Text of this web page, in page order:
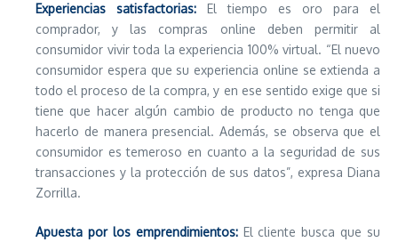
Experiencias satisfactorias:
El tiempo es oro para el
comprador, y las compras online deben permitir al
consumidor vivir toda la experiencia 100% virtual. “El nuevo
consumidor espera que su experiencia online se extienda a
todo el proceso de la compra, y en ese sentido exige que si
tiene que hacer algún cambio de producto no tenga que
hacerlo de manera presencial. Además, se observa que el
consumidor es temeroso en cuanto a la seguridad de sus
transacciones y la protección de sus datos”, expresa Diana
Zorrilla.
Apuesta por los emprendimientos: El cliente busca que su